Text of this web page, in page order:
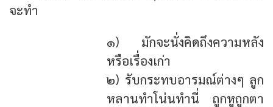
จะทำ
๑) มักจะนั่งคิดถึงความหลัง
หรือเรื่องเก่า
๒) รับกระทบอารมณ์ต่างๆ ลูก
หลานทำโน่นทำนี่ ถูกหูถูกตา